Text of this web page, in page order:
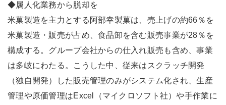
◆属人化業務から脱却を
米菓製造を主力とする阿部幸製菓は、売上げの約66％を
米菓製造・販売が占め、食品卸を含む販売事業が28％を
構成する。グループ会社からの仕入れ販売も含め、事業
は多岐にわたる。こうした中、従来はスクラッチ開発
（独自開発）した販売管理のみがシステム化され、生産
管理や原価管理はExcel（マイクロソフト社）や手作業に